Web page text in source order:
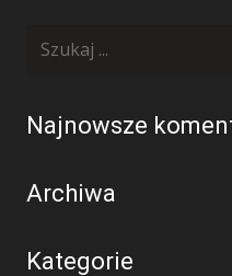
Najnowsze
Archiwa
Kategorie